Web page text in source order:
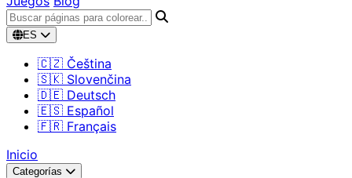
ES
🇨🇿 Čeština
🇸🇰 Slovenčina
🇩🇪 Deutsch
🇪🇸 Español
🇫🇷 Français
Inicio
Categorías